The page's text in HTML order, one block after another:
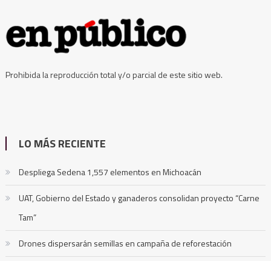
Prohibida la reproducción total y/o parcial de este sitio web.
LO MÁS RECIENTE
Despliega Sedena 1,557 elementos en Michoacán
UAT, Gobierno del Estado y ganaderos consolidan proyecto “Carne
Tam”
Drones dispersarán semillas en campaña de reforestación